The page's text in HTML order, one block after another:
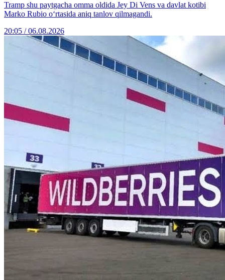
Tramp shu paytgacha omma oldida Jey Di Vens va davlat kotibi
Marko Rubio o‘rtasida aniq tanlov qilmagandi.
20:05 / 06.08.2026